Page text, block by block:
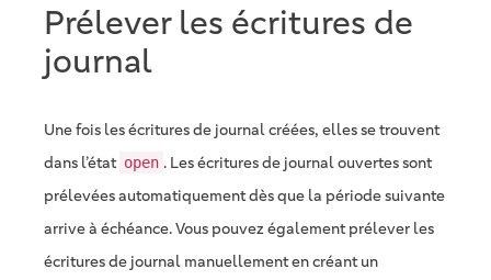
Prélever les écritures de
journal
Une fois les écritures de journal créées, elles se trouvent
dans l’état open . Les écritures de journal ouvertes sont
prélevées automatiquement dès que la période suivante
arrive à échéance. Vous pouvez également prélever les
écritures de journal manuellement en créant un